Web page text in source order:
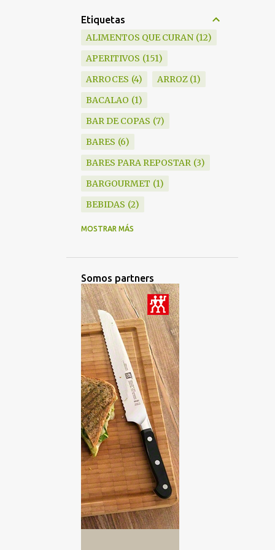
Etiquetas
ALIMENTOS QUE CURAN 12
APERITIVOS 151
ARROCES 4 ARROZ 1
BACALAO 1
BAR DE COPAS 7
BARES 6
BARES PARA REPOSTAR 3
BARGOURMET 1
BEBIDAS 2
BLANKY 6
BROWNIE 1
BURGUERS 2
CANAPES 2 CARNES
CATA DE ACEITES DE OLIVA
VIRGEN EXTRA
CATA DE AGUA
1
CATA DE CERVEZAS 15
CATA DE CHOCOLATES
CATA DE QUESO
3
CATA DE QUESOS 6
CATA DE RON 3
CATA DE VINOS 193
CATA DE WHISKY 2
MOSTRAR MÁS
Somos partners